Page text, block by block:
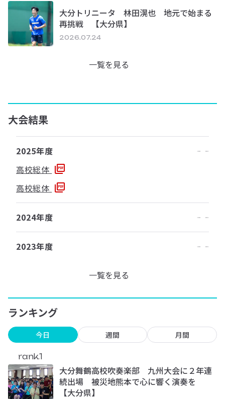
大分トリニータ 林田滉也 地元で始まる
再挑戦 【大分県】
2026.07.24
一覧を見る
大会結果
2025年度
高校総体
高校総体
2024年度
2023年度
一覧を見る
ランキング
今日 週間 月間
rank.1
大分舞鶴高校吹奏楽部 九州大会に２年連
続出場 被災地熊本で心に響く演奏を
【大分県】